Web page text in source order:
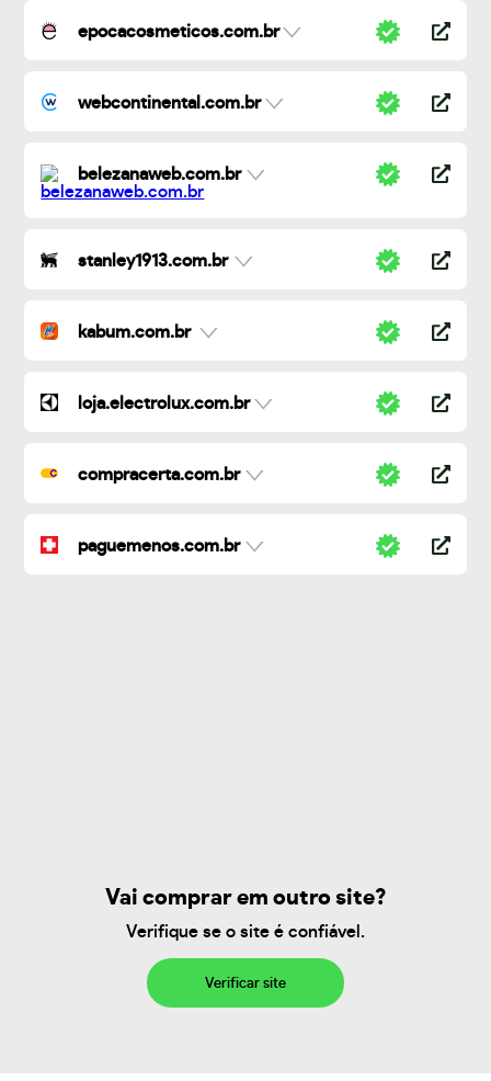
epocacosmeticos.com.br
webcontinental.com.br
belezanaweb.com.br
stanley1913.com.br
kabum.com.br
loja.electrolux.com.br
compracerta.com.br
paguemenos.com.br
Vai comprar em outro site?
Verifique se o site é confiável.
Verificar site